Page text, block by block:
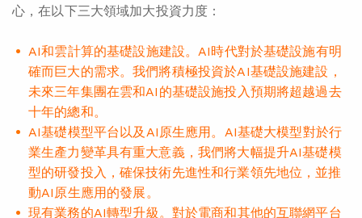
心，在以下三大領域加大投資力度：
AI和雲計算的基礎設施建設。AI時代對於基礎設施有明
確而巨大的需求。我們將積極投資於AI基礎設施建設，
未來三年集團在雲和AI的基礎設施投入預期將超越過去
十年的總和。
AI基礎模型平台以及AI原生應用。AI基礎大模型對於行
業生產力變革具有重大意義，我們將大幅提升AI基礎模
型的研發投入，確保技術先進性和行業領先地位，並推
動AI原生應用的發展。
現有業務的AI轉型升級。對於電商和其他的互聯網平台